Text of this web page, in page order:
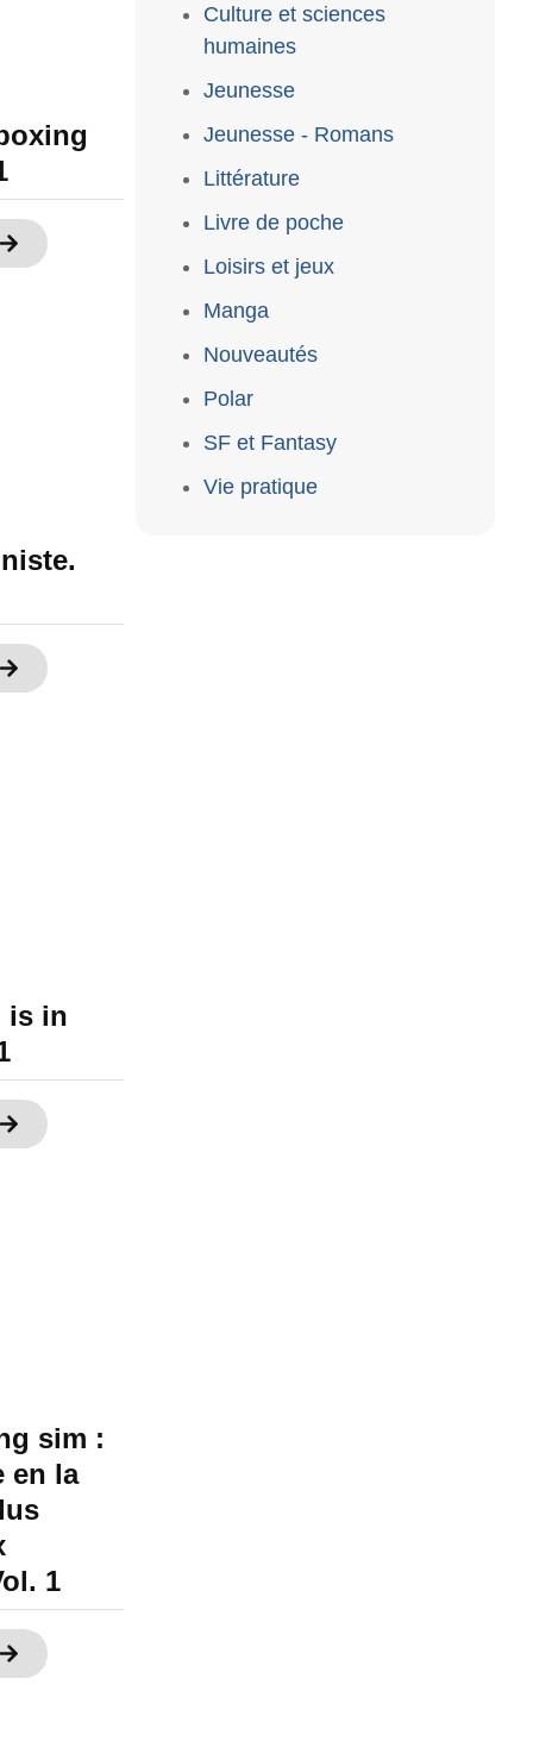
is in
sim :
en la
1
Culture et sciences
humaines
Jeunesse
Jeunesse - Romans
Littérature
Livre de poche
Loisirs et jeux
Manga
Nouveautés
Polar
SF et Fantasy
Vie pratique